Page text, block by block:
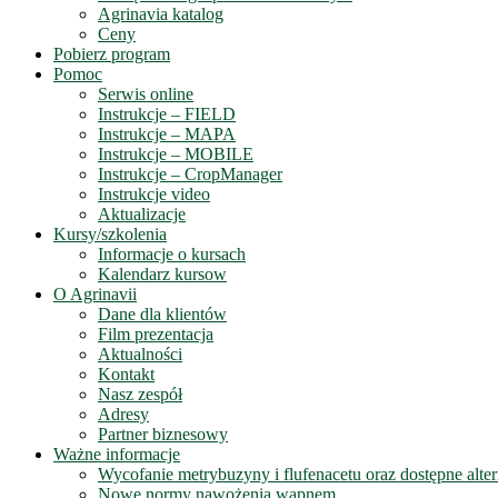
Agrinavia katalog
Ceny
Pobierz program
Pomoc
Serwis online
Instrukcje – FIELD
Instrukcje – MAPA
Instrukcje – MOBILE
Instrukcje – CropManager
Instrukcje video
Aktualizacje
Kursy/szkolenia
Informacje o kursach
Kalendarz kursow
O Agrinavii
Dane dla klientów
Film prezentacja
Aktualności
Kontakt
Nasz zespół
Adresy
Partner biznesowy
Ważne informacje
Wycofanie metrybuzyny i flufenacetu oraz dostępne
Nowe normy nawożenia wapnem